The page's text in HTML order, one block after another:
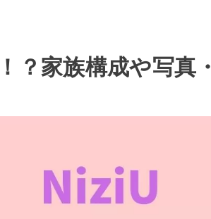
？家族構成や写真・